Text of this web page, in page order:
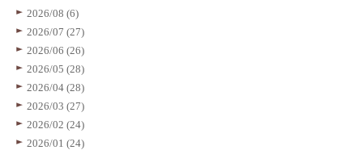
2026/08 (6)
2026/07 (27)
2026/06 (26)
2026/05 (28)
2026/04 (28)
2026/03 (27)
2026/02 (24)
2026/01 (24)